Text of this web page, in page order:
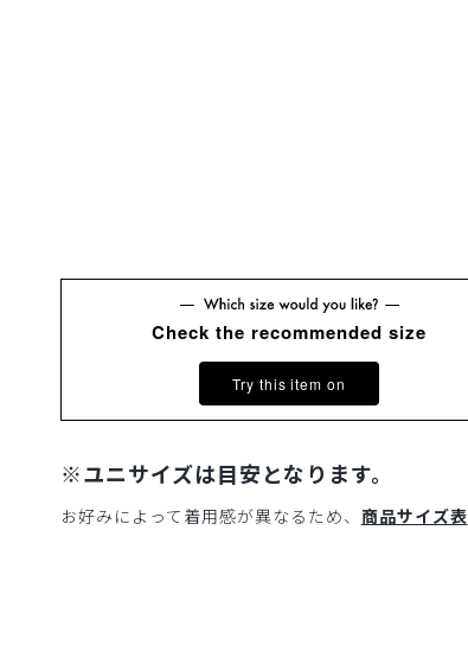
Check the recommended size
Try this item on
※ユニサイズは目安となります。
お好みによって着用感が異なるため、 商品サイズ表